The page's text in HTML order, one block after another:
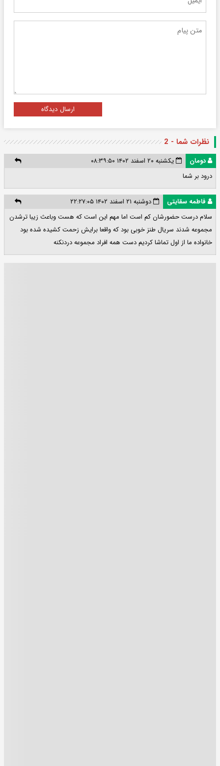
ارسال دیدگاه
نظرات شما - 2
دومان
یکشنبه ۲۰ اسفند ۱۴۰۲ ۰۸:۳۹:۵۰
درود بر شما
فاطمه سقایتی
دوشنبه ۲۱ اسفند ۱۴۰۲ ۲۲:۲۷:۰۵
سلام درست حضورشان کم است اما مهم این است که هست وباعث زیبا ترشدن
مجموعه شدند سریال طنز خوبی بود که واقعا برایش زحمت کشیده شده بود
خانواده ما از اول تماشا کردیم دست همه افراد مجموعه دردنکنه